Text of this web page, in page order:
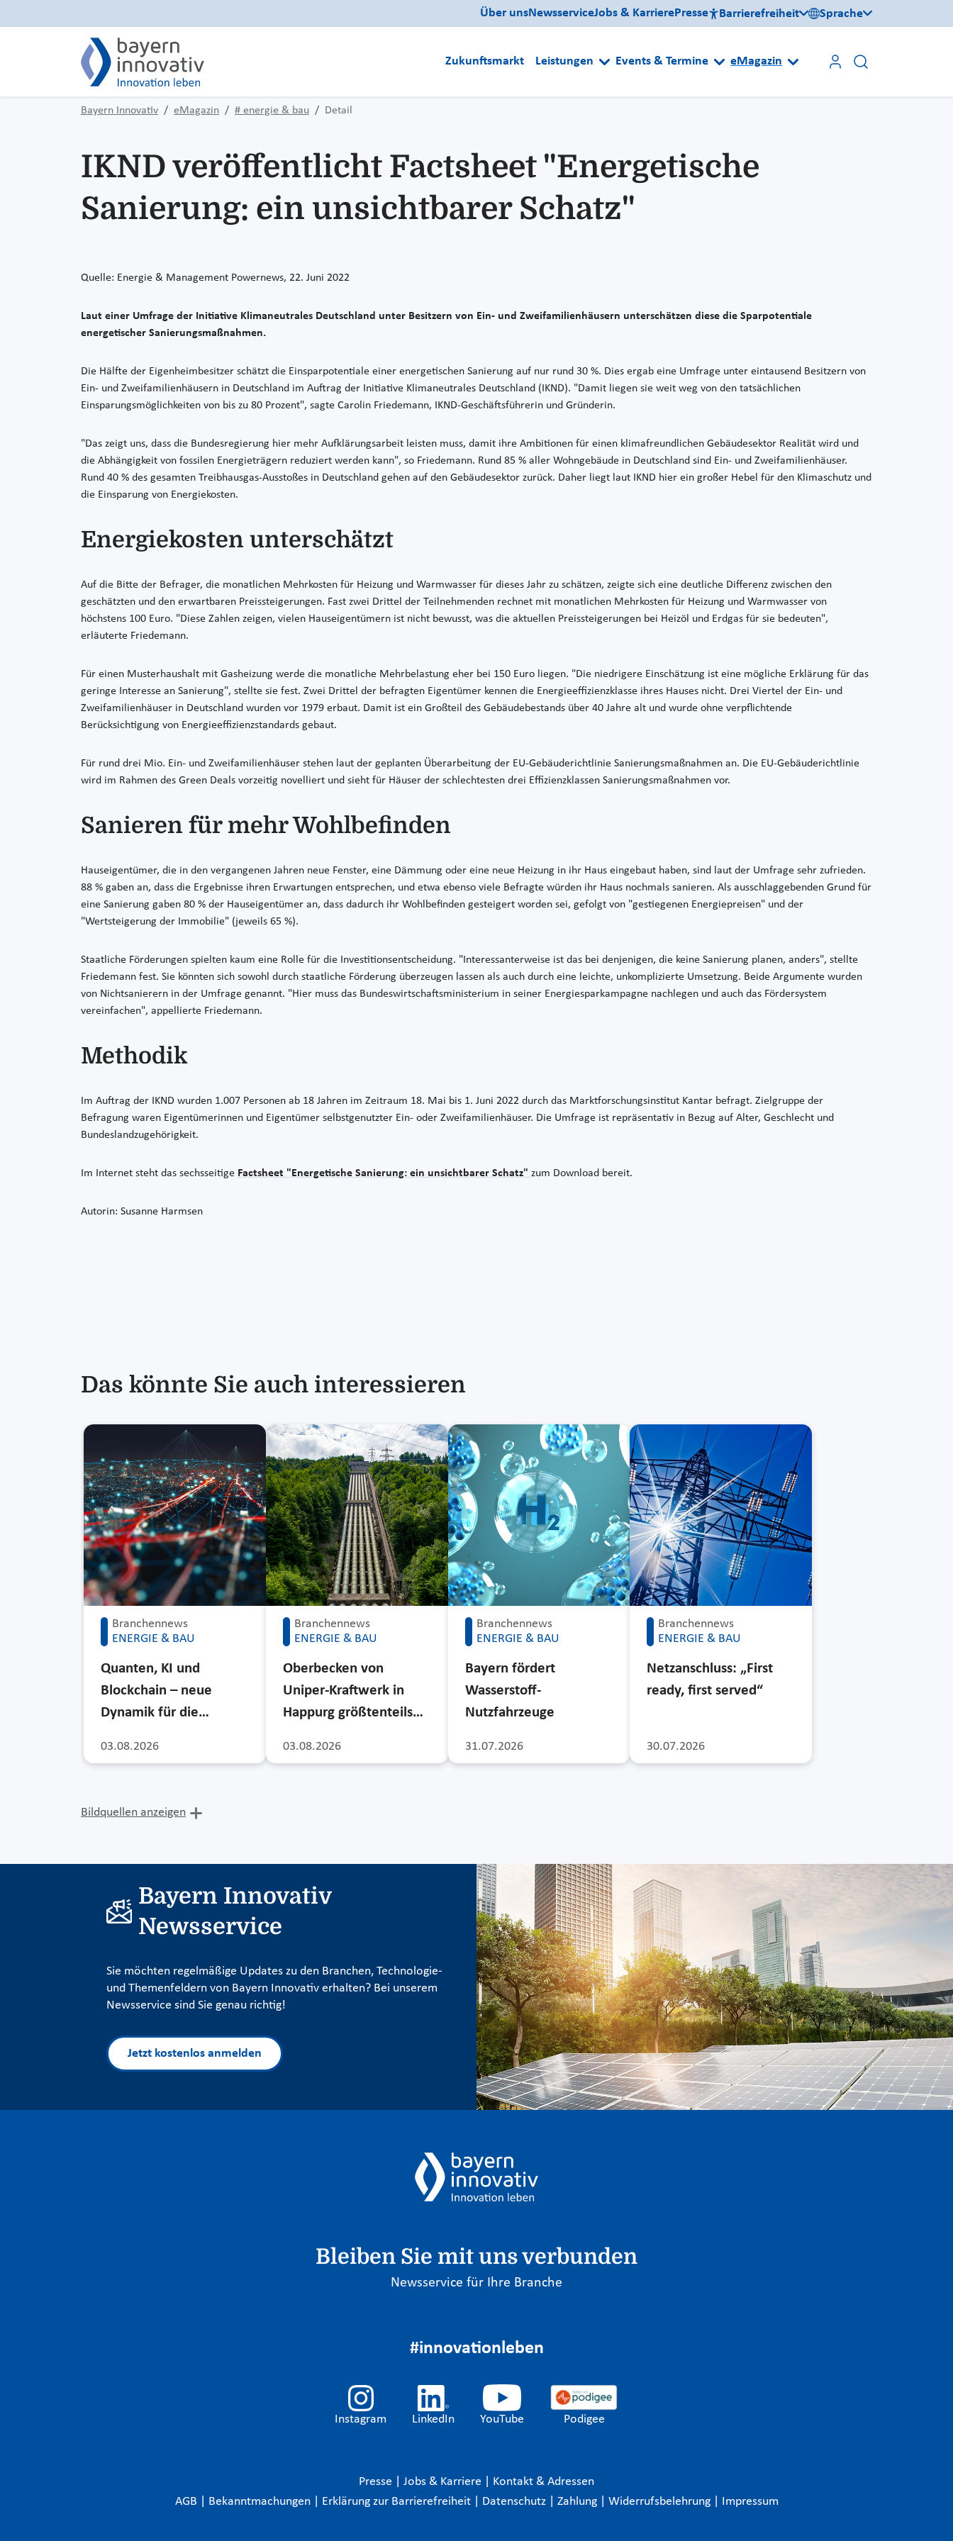
Über unsNewsserviceJobs & KarrierePresse Barrierefreiheit Sprache
Zukunftsmarkt Leistungen Events & Termine eMagazin
Bayern Innovativ eMagazin # energie & bau Detail
IKND veröffentlicht Factsheet "Energetische
Sanierung: ein unsichtbarer Schatz"
Quelle: Energie & Management Powernews, 22. Juni 2022
Laut einer Umfrage der Initiative Klimaneutrales Deutschland unter Besitzern von Ein- und Zweifamilienhäusern unterschätzen diese die Sparpotentiale
energetischer Sanierungsmaßnahmen.
Die Hälfte der Eigenheimbesitzer schätzt die Einsparpotentiale einer energetischen Sanierung auf nur rund 30 %. Dies ergab eine Umfrage unter eintausend Besitzern von
Ein- und Zweifamilienhäusern in Deutschland im Auftrag der Initiative Klimaneutrales Deutschland (IKND). "Damit liegen sie weit weg von den tatsächlichen
Einsparungsmöglichkeiten von bis zu 80 Prozent", sagte Carolin Friedemann, IKND-Geschäftsführerin und Gründerin.
"Das zeigt uns, dass die Bundesregierung hier mehr Aufklärungsarbeit leisten muss, damit ihre Ambitionen für einen klimafreundlichen Gebäudesektor Realität wird und
die Abhängigkeit von fossilen Energieträgern reduziert werden kann", so Friedemann. Rund 85 % aller Wohngebäude in Deutschland sind Ein- und Zweifamilienhäuser.
Rund 40 % des gesamten Treibhausgas-Ausstoßes in Deutschland gehen auf den Gebäudesektor zurück. Daher liegt laut IKND hier ein großer Hebel für den Klimaschutz und
die Einsparung von Energiekosten.
Energiekosten unterschätzt
Auf die Bitte der Befrager, die monatlichen Mehrkosten für Heizung und Warmwasser für dieses Jahr zu schätzen, zeigte sich eine deutliche Differenz zwischen den
geschätzten und den erwartbaren Preissteigerungen. Fast zwei Drittel der Teilnehmenden rechnet mit monatlichen Mehrkosten für Heizung und Warmwasser von
höchstens 100 Euro. "Diese Zahlen zeigen, vielen Hauseigentümern ist nicht bewusst, was die aktuellen Preissteigerungen bei Heizöl und Erdgas für sie bedeuten",
erläuterte Friedemann.
Für einen Musterhaushalt mit Gasheizung werde die monatliche Mehrbelastung eher bei 150 Euro liegen. "Die niedrigere Einschätzung ist eine mögliche Erklärung für das
geringe Interesse an Sanierung", stellte sie fest. Zwei Drittel der befragten Eigentümer kennen die Energieeffizienzklasse ihres Hauses nicht. Drei Viertel der Ein- und
Zweifamilienhäuser in Deutschland wurden vor 1979 erbaut. Damit ist ein Großteil des Gebäudebestands über 40 Jahre alt und wurde ohne verpflichtende
Berücksichtigung von Energieeffizienzstandards gebaut.
Für rund drei Mio. Ein- und Zweifamilienhäuser stehen laut der geplanten Überarbeitung der EU-Gebäuderichtlinie Sanierungsmaßnahmen an. Die EU-Gebäuderichtlinie
wird im Rahmen des Green Deals vorzeitig novelliert und sieht für Häuser der schlechtesten drei Effizienzklassen Sanierungsmaßnahmen vor.
Sanieren für mehr Wohlbefinden
Hauseigentümer, die in den vergangenen Jahren neue Fenster, eine Dämmung oder eine neue Heizung in ihr Haus eingebaut haben, sind laut der Umfrage sehr zufrieden.
88 % gaben an, dass die Ergebnisse ihren Erwartungen entsprechen, und etwa ebenso viele Befragte würden ihr Haus nochmals sanieren. Als ausschlaggebenden Grund für
eine Sanierung gaben 80 % der Hauseigentümer an, dass dadurch ihr Wohlbefinden gesteigert worden sei, gefolgt von "gestiegenen Energiepreisen" und der
"Wertsteigerung der Immobilie" (jeweils 65 %).
Staatliche Förderungen spielten kaum eine Rolle für die Investitionsentscheidung. "Interessanterweise ist das bei denjenigen, die keine Sanierung planen, anders", stellte
Friedemann fest. Sie könnten sich sowohl durch staatliche Förderung überzeugen lassen als auch durch eine leichte, unkomplizierte Umsetzung. Beide Argumente wurden
von Nichtsanierern in der Umfrage genannt. "Hier muss das Bundeswirtschaftsministerium in seiner Energiesparkampagne nachlegen und auch das Fördersystem
vereinfachen", appellierte Friedemann.
Methodik
Im Auftrag der IKND wurden 1.007 Personen ab 18 Jahren im Zeitraum 18. Mai bis 1. Juni 2022 durch das Marktforschungsinstitut Kantar befragt. Zielgruppe der
Befragung waren Eigentümerinnen und Eigentümer selbstgenutzter Ein- oder Zweifamilienhäuser. Die Umfrage ist repräsentativ in Bezug auf Alter, Geschlecht und
Bundeslandzugehörigkeit.
Im Internet steht das sechsseitige Factsheet "Energetische Sanierung: ein unsichtbarer Schatz" zum Download bereit.
Autorin: Susanne Harmsen
Das könnte Sie auch interessieren
Branchennews
ENERGIE & BAU
03.08.2026
Quanten, KI und
Blockchain – neue
Dynamik für die…
Branchennews
ENERGIE & BAU
03.08.2026
Oberbecken von
Uniper-Kraftwerk in
Happurg größtenteils…
Branchennews
ENERGIE & BAU
31.07.2026
Bayern fördert
Wasserstoff-
Nutzfahrzeuge
Branchennews
ENERGIE & BAU
30.07.2026
Netzanschluss: „First
ready, first served“
Bildquellen anzeigen
Bayern Innovativ
Newsservice
Sie möchten regelmäßige Updates zu den Branchen, Technologie-
und Themenfeldern von Bayern Innovativ erhalten? Bei unserem
Newsservice sind Sie genau richtig!
Jetzt kostenlos anmelden
Bleiben Sie mit uns verbunden
Newsservice für Ihre Branche
#innovationleben
Instagram LinkedIn YouTube Podigee
Presse Jobs & Karriere
Kontakt & Adressen
AGB
Bekanntmachungen Erklärung zur Barrierefreiheit Datenschutz Zahlung Widerrufsbelehrung Impressum